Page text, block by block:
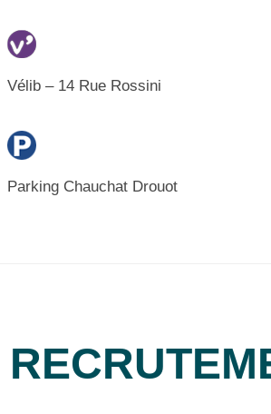
Vélib – 14 Rue Rossini
Parking Chauchat Drouot